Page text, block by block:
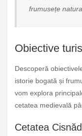
frumusețe
Obiective
Descoperă
istorie bogată și
vom explora
cetatea medievală
Cetatea